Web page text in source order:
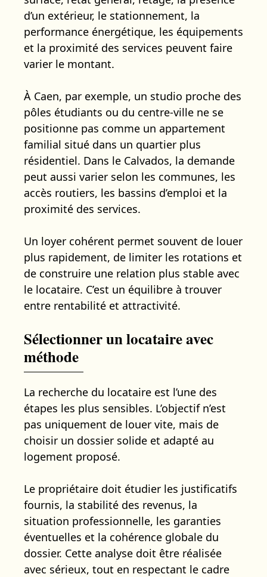
d’un extérieur, le stationnement, la
performance énergétique, les équipements
et la proximité des services peuvent faire
varier le montant.
À Caen, par exemple, un studio proche des
pôles étudiants ou du centre-ville ne se
positionne pas comme un appartement
familial situé dans un quartier plus
résidentiel. Dans le Calvados, la demande
peut aussi varier selon les communes, les
accès routiers, les bassins d’emploi et la
proximité des services.
Un loyer cohérent permet souvent de louer
plus rapidement, de limiter les rotations et
de construire une relation plus stable avec
le locataire. C’est un équilibre à trouver
entre rentabilité et attractivité.
Sélectionner un locataire avec
méthode
La recherche du locataire est l’une des
étapes les plus sensibles. L’objectif n’est
pas uniquement de louer vite, mais de
choisir un dossier solide et adapté au
logement proposé.
Le propriétaire doit étudier les justificatifs
fournis, la stabilité des revenus, la
situation professionnelle, les garanties
éventuelles et la cohérence globale du
dossier. Cette analyse doit être réalisée
avec sérieux, tout en respectant le cadre